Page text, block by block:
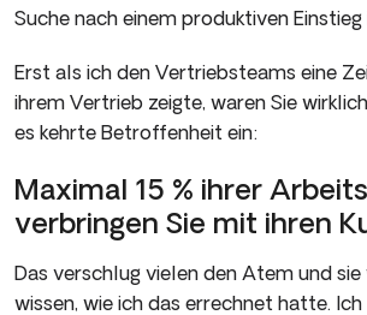
Suche nach einem produktiven Einstieg
Erst als ich den Vertriebsteams eine
ihrem Vertrieb zeigte, waren Sie
es kehrte Betroffenheit ein:
Maximal 15 % ihrer
verbringen Sie mit ihren
Das verschlug vielen den Atem und
wissen, wie ich das errechnet hatte.